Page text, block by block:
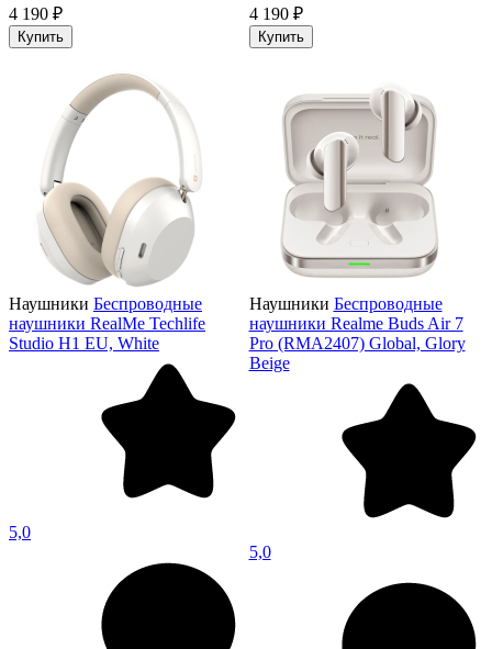
4 190 ₽
Купить
4 190 ₽
Купить
Наушники Беспроводные
наушники RealMe Techlife
Studio H1 EU, White
5,0
Наушники Беспроводные
наушники Realme Buds Air 7
Pro (RMA2407) Global, Glory
Beige
5,0